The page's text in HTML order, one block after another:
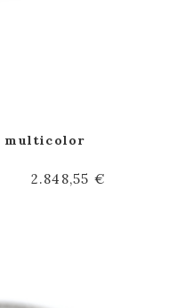
multicolor
2.848,55 €